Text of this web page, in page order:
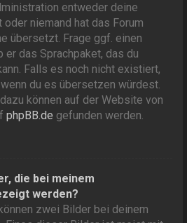
entweder deine
niemand hat das Forum
übersetzt. Frage ggf. einen
er das Sprachpaket, das du
Falls es noch nicht existiert,
du es übersetzen würdest.
können auf der Website von
phpBB.de gefunden werden.
die bei meinem
werden?
zwei Bilder bei deinem